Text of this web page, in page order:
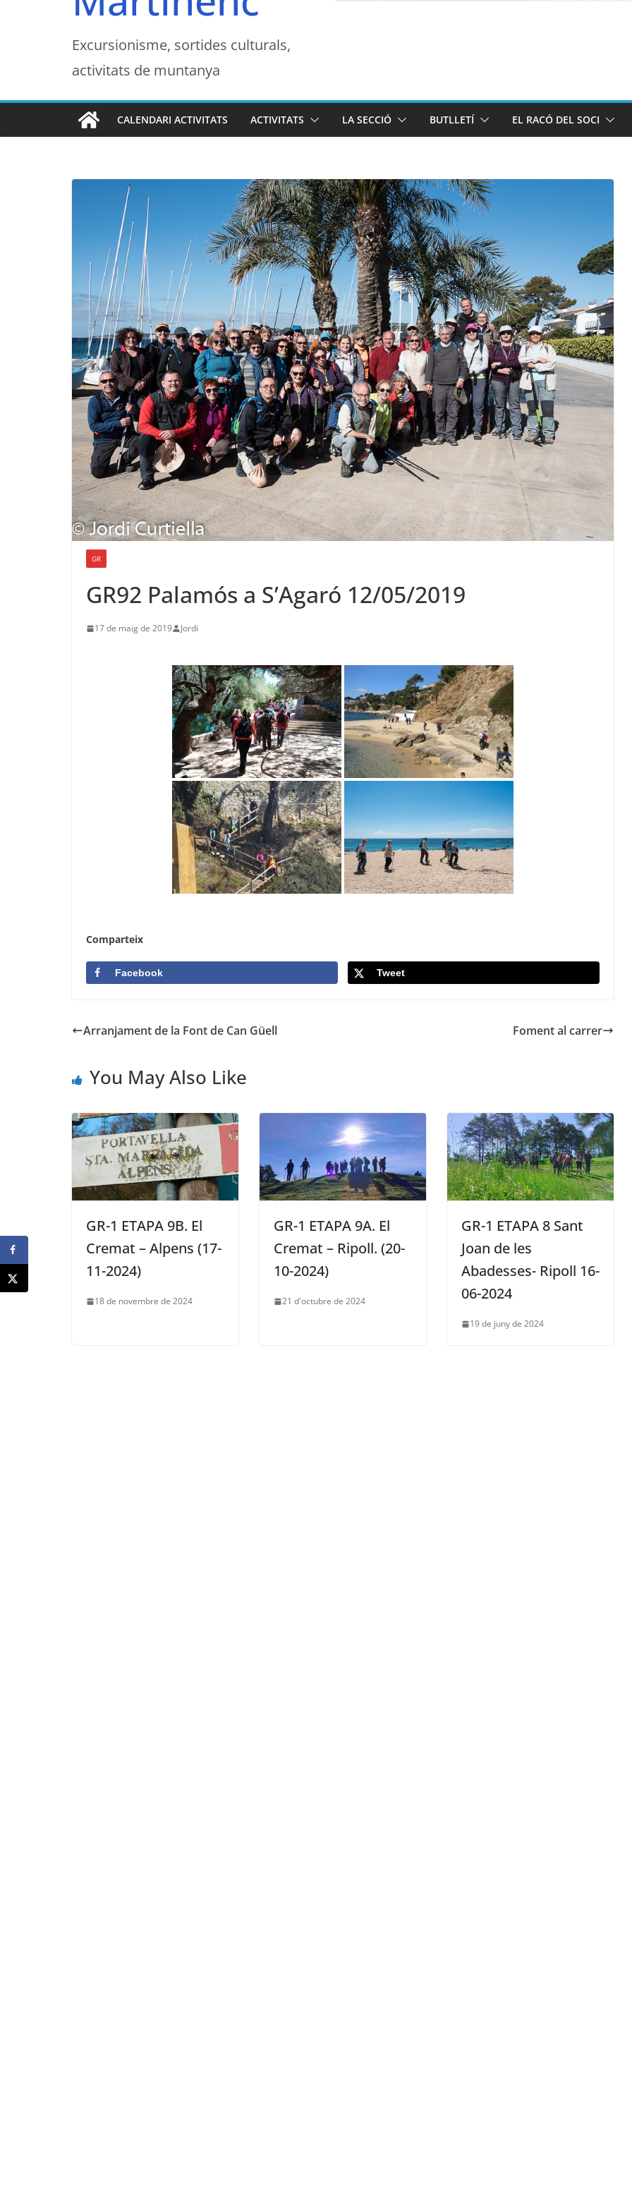
Excursionisme, sortides culturals,
activitats de muntanya
CALENDARI ACTIVITATS ACTIVITATS LA SECCIÓ BUTLLETÍ EL RACÓ DEL SOCI
GR
GR92 Palamós a S’Agaró 12/05/2019
17 de maig de 2019 Jordi
Comparteix
Facebook Tweet
Arranjament de la Font de Can Güell Foment al carrer
You May Also Like
GR-1 ETAPA 9B. El
Cremat – Alpens (17-
11-2024)
18 de novembre de 2024
GR-1 ETAPA 9A. El
Cremat – Ripoll. (20-
10-2024)
21 d'octubre de 2024
GR-1 ETAPA 8 Sant
Joan de les
Abadesses- Ripoll 16-
06-2024
19 de juny de 2024